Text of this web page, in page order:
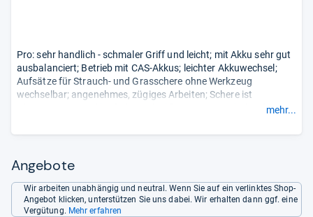
Pro: sehr handlich - schmaler Griff und leicht; mit Akku sehr gut
ausbalanciert; Betrieb mit CAS-Akkus; leichter Akkuwechsel;
Aufsätze für Strauch- und Grasschere ohne Werkzeug
wechselbar; angenehmes, zügiges Arbeiten; Schere ist
vibrationsarm und laufruhig - ideal für Personen, die häufig im
Contra: -.- Zusammengefasst durch unsere Redaktion.
mehr...
Angebote
Wir arbeiten unabhängig und neutral. Wenn Sie auf ein verlinktes Shop-
Angebot klicken, unterstützen Sie uns dabei. Wir erhalten dann ggf. eine
Vergütung. Mehr erfahren